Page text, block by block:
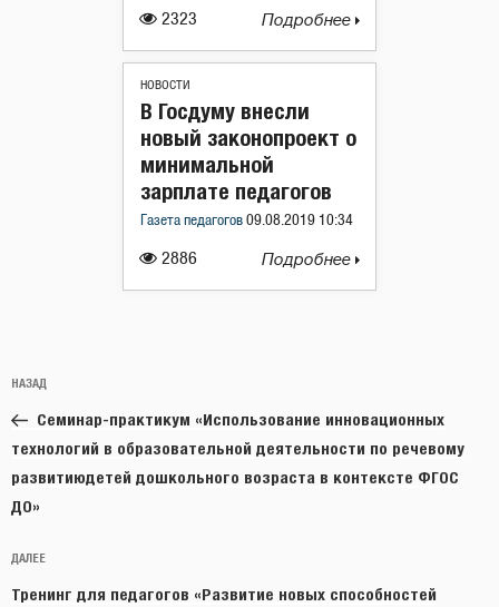
2323 Подробнее
НОВОСТИ
2886
В Госдуму внесли
новый законопроект о
минимальной
зарплате педагогов
Газета педагогов 09.08.2019 10:34
Подробнее
по
записям
Предыдущая
запись:
НАЗАД
Семинар-практикум «Использование инновационных
технологий в образовательной деятельности по речевому
развитиюдетей дошкольного возраста в контексте ФГОС
ДО»
Следующая
запись
ДАЛЕЕ
Тренинг для педагогов «Развитие новых способностей